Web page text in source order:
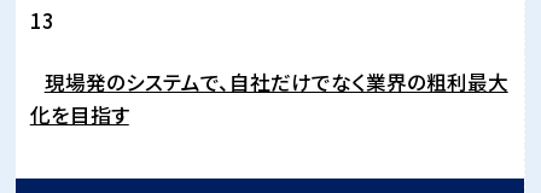
13
現場発のシステムで、自社だけでなく業界の粗利最大
化を目指す